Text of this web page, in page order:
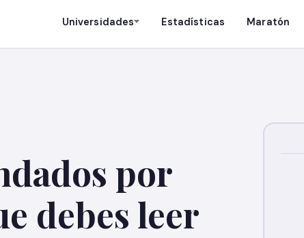
Universidades Estadísticas Maratón
por
debes leer